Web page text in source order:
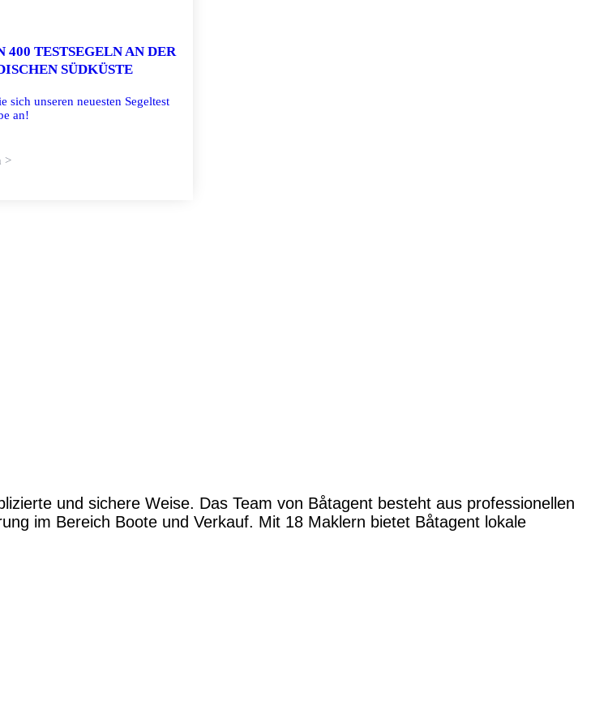
400 TESTSEGELN AN DER
SÜDKÜSTE
sich unseren neuesten Segeltest
an!
>
und sichere Weise. Das Team von Båtagent besteht aus professionellen
im Bereich Boote und Verkauf. Mit 18 Maklern bietet Båtagent lokale